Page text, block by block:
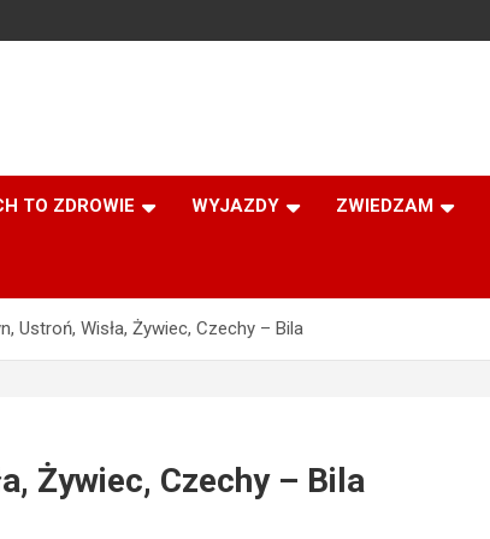
TO ZDROWIE WYJAZDY ZWIEDZAM
Ustroń, Wisła, Żywiec, Czechy – Bila
Żywiec, Czechy – Bila